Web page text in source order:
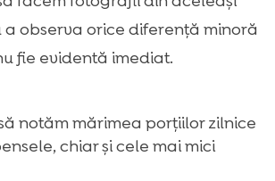
observa orice diferență minoră
fie evidentă imediat.
notăm mărimea porțiilor zilnice
chiar și cele mai mici